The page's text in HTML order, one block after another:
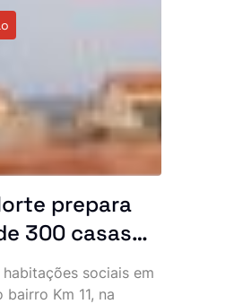
pelo
sector não petrolífero,
para o agro-negócio.
prepara
300 casas
este ano
sociais em
Km 11, na